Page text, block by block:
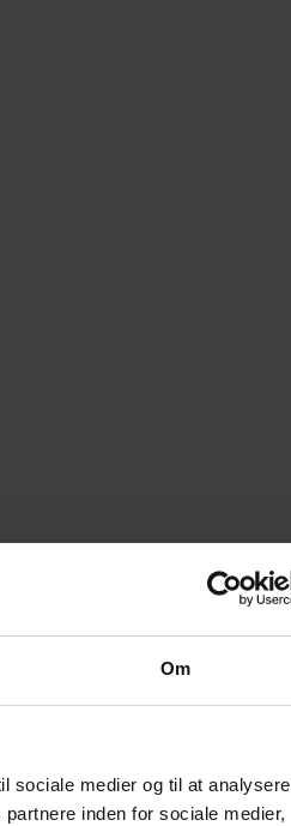
Om
sociale medier og til at analysere
inden for sociale medier,